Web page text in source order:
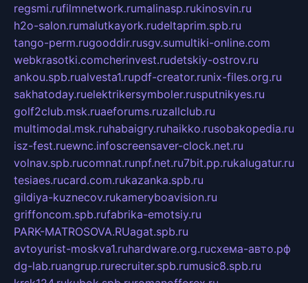
regsmi.rufilmnetwork.rumalinasp.rukinosvin.ru
h2o-salon.rumalutkayork.rudeltaprim.spb.ru
tango-perm.rugooddir.rusgv.sumultiki-online.com
webkrasotki.comcherinvest.rudetskiy-ostrov.ru
ankou.spb.rualvesta1.rupdf-creator.runix-files.org.ru
sakhatoday.ruelektrikersymboler.rusputnikyes.ru
golf2club.msk.ruaeforums.ruzallclub.ru
multimodal.msk.ruhabaigry.ruhaikko.rusobakopedia.ru
isz-fest.ruewnc.infoscreensaver-clock.net.ru
volnav.spb.rucomnat.runpf.net.ru7bit.pp.rukalugatur.ru
tesiaes.rucard.com.rukazanka.spb.ru
gildiya-kuznecov.rukameryboavision.ru
griffoncom.spb.rufabrika-emotsiy.ru
PARK-MATROSOVA.RUagat.spb.ru
avtoyurist-moskva1.ruhardware.org.ruсхема-авто.рф
dg-lab.ruangrup.rurecruiter.spb.rumusic8.spb.ru